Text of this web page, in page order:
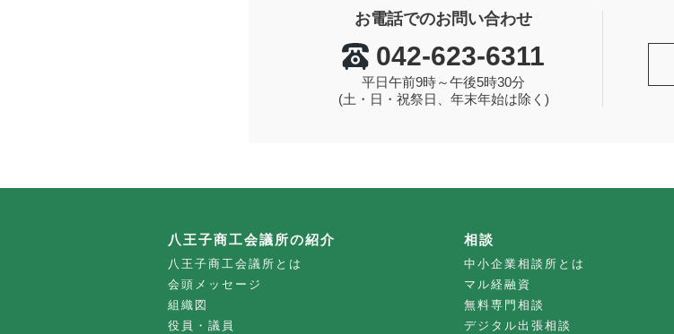
お電話でのお問い合わせ
042-623-6311
平日午前9時～午後5時30分
(土・日・祝祭日、年末年始は除く)
八王子商工会議所の紹介
八王子商工会議所とは
会頭メッセージ
組織図
役員・議員
相談
中小企業相談所とは
マル経融資
無料専門相談
デジタル出張相談